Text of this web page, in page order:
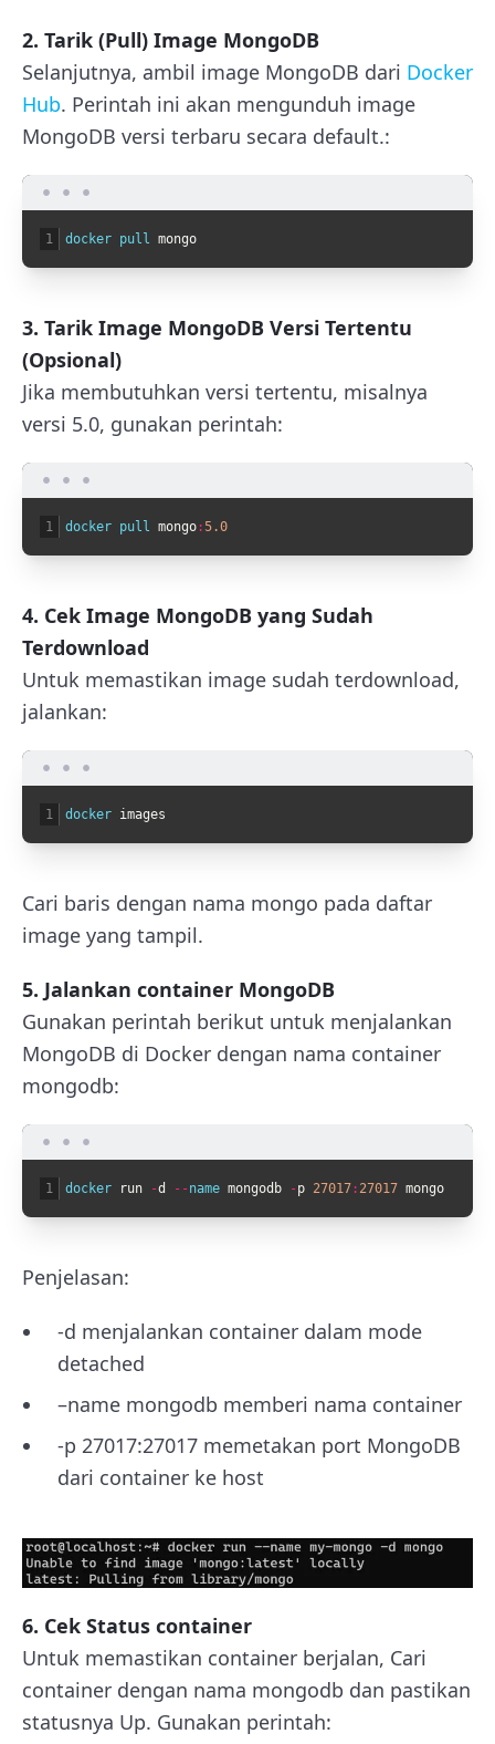
2. Tarik (Pull) Image MongoDB
Selanjutnya, ambil image MongoDB dari Docker
Hub. Perintah ini akan mengunduh image
MongoDB versi terbaru secara default.:
1 docker pull mongo
3. Tarik Image MongoDB Versi Tertentu
(Opsional)
Jika membutuhkan versi tertentu, misalnya
versi 5.0, gunakan perintah:
1 docker pull mongo:5.0
4. Cek Image MongoDB yang Sudah
Terdownload
Untuk memastikan image sudah terdownload,
jalankan:
1 docker images
Cari baris dengan nama mongo pada daftar
image yang tampil.
5. Jalankan container MongoDB
Gunakan perintah berikut untuk menjalankan
MongoDB di Docker dengan nama container
mongodb:
1 docker run -d --name mongodb -p 27017: 27017 mongo
Penjelasan:
-d menjalankan container dalam mode
detached
–name mongodb memberi nama container
-p 27017:27017 memetakan port MongoDB
dari container ke host
6. Cek Status container
Untuk memastikan container berjalan, Cari
container dengan nama mongodb dan pastikan
statusnya Up. Gunakan perintah: